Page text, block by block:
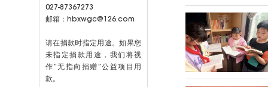
027-87367273
邮箱：hbxwgc@126.com
请在捐款时指定用途。如果您
未指定捐款用途，我们将视
作”无指向捐赠”公益项目用
款。